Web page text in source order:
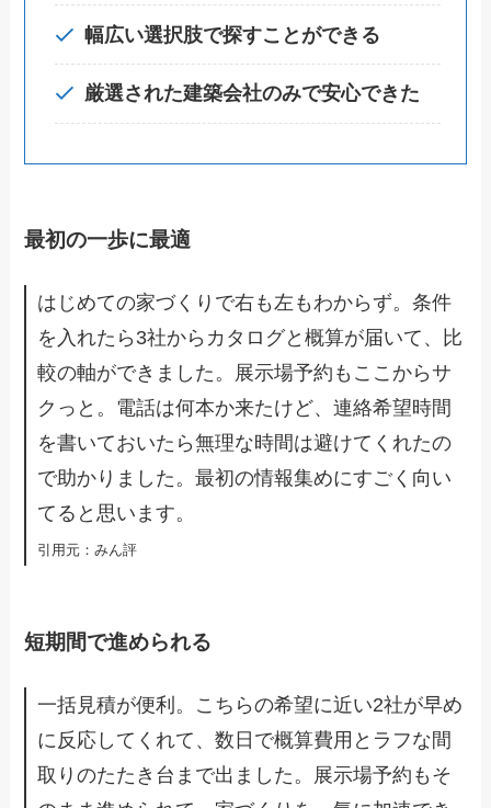
幅広い選択肢で探すことができる
厳選された建築会社のみで安心できた
最初の一歩に最適
はじめての家づくりで右も左もわからず。条件
を入れたら3社からカタログと概算が届いて、比
較の軸ができました。展示場予約もここからサ
クっと。電話は何本か来たけど、連絡希望時間
を書いておいたら無理な時間は避けてくれたの
で助かりました。最初の情報集めにすごく向い
てると思います。
​引用元：みん評
短期間で進められる
一括見積が便利。こちらの希望に近い2社が早め
に反応してくれて、数日で概算費用とラフな間
取りのたたき台まで出ました。展示場予約もそ